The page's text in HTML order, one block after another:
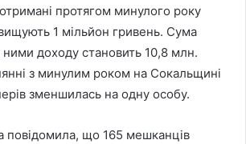
отримані протягом минулого року
1 мільйон гривень. Сума
ними доходу становить 10,8 млн.
з минулим роком на Сокальщині
зменшилась на одну особу.
повідомила, що 165 мешканців